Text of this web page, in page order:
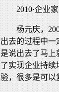
2010·企业家
杨元庆，
出去的过程中一
是说出去了马上
了实现企业持续
验，很多是可以